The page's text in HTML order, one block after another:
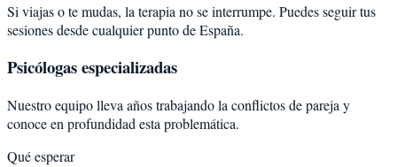
Si viajas o te mudas, la terapia no se interrumpe. Puedes seguir tus
sesiones desde cualquier punto de España.
Psicólogas especializadas
Nuestro equipo lleva años trabajando la conflictos de pareja y
conoce en profundidad esta problemática.
Qué esperar